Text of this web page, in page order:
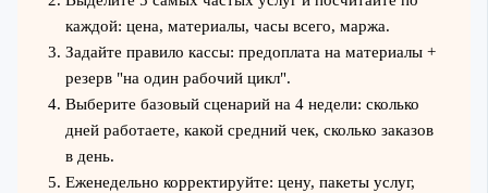
каждой: цена, материалы, часы всего, маржа.
Задайте правило кассы: предоплата на материалы +
резерв "на один рабочий цикл".
Выберите базовый сценарий на 4 недели: сколько
дней работаете, какой средний чек, сколько заказов
в день.
Еженедельно корректируйте: цену, пакеты услуг,